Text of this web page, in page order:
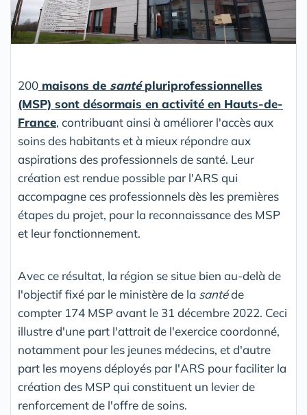
200 maisons de santépluriprofessionnelles
(MSP) sont désormais en activité en Hauts-de-
France, contribuant ainsi à améliorer l'accès aux
soins des habitants et à mieux répondre aux
aspirations des professionnels de santé. Leur
création est rendue possible par l'ARS qui
accompagne ces professionnels dès les premières
étapes du projet, pour la reconnaissance des MSP
et leur fonctionnement.
Avec ce résultat, la région se situe bien au-delà de
l'objectif fixé par le ministère de la santéde
compter 174 MSP avant le 31 décembre 2022. Ceci
illustre d'une part l'attrait de l'exercice coordonné,
notamment pour les jeunes médecins, et d'autre
part les moyens déployés par l'ARS pour faciliter la
création des MSP qui constituent un levier de
renforcement de l'offre de soins.